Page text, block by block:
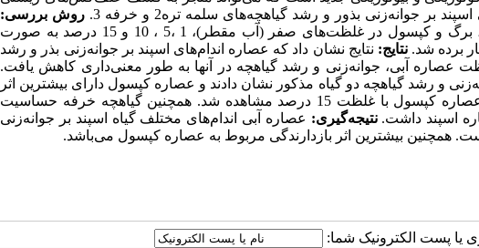
بر جوانه‌زنی بذور و رشد گیاهچه‌های سلمه تره2 و خرفه 3.
روش بررسی:
عصاره‌های آبی اندام‌های مختلف گیاه اسپند شامل ریشه، ساقه، برگ و کپسول در غلظت‌های صفر (آب مقطر)، 1 ،5 ، 10 و 15 درصد به صورت
برده‌ شد.نتایج: نتایج نشان داد که عصاره اندام‌های اسپند بر جوانه‌زنی بذر و رشد
عصاره آبی، جوانه‌زنی و رشد گیاهچه در آنها به طور معنی‌داری کاهش یافت.
و رشد گیاهچه دو گیاه مذکور نشان دادند و عصاره‌ کپسول دارای بیشترین اثر
بازدارندگی بود. کمترین میزان جوانه‌زنی بذر و رشد گیاهچه‌ در عصاره کپسول با غلظت 15 درصد مشاهده شد. همچنین گیاهچه خرفه حساسیت
اسپند داشت.نتیجه‌گیری: عصاره آبی اندام‌های مختلف گیاه اسپند بر جوانه‌زنی
همچنین‌ بیشترین اثر بازدارندگی مربوط به عصاره کپسول می‌باشد.
یا پست الکترونیک شما: